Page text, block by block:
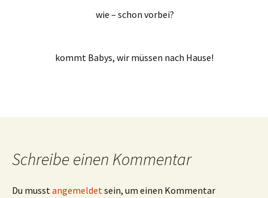
wie – schon vorbei?
kommt Babys, wir müssen nach Hause!
Schreibe einen Kommentar
Du musstangemeldetsein, um einen Kommentar